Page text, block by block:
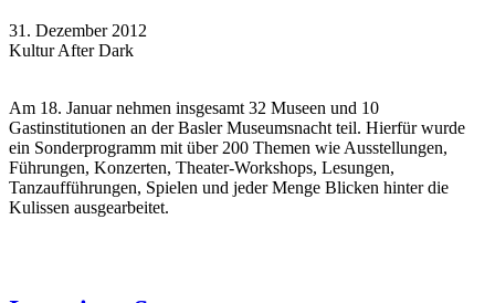
31. Dezember 2012
Kultur After Dark
Am 18. Januar nehmen insgesamt 32 Museen und 10
Gastinstitutionen an der Basler Museumsnacht teil. Hierfür wurde
ein Sonderprogramm mit über 200 Themen wie Ausstellungen,
Führungen, Konzerten, Theater-Workshops, Lesungen,
Tanzaufführungen, Spielen und jeder Menge Blicken hinter die
Kulissen ausgearbeitet.